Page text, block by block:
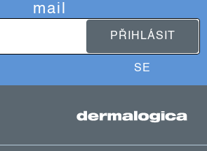
mail
PŘIHLÁSIT
SE